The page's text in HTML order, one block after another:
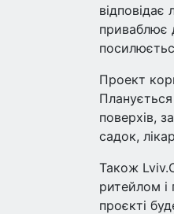
приваблює
Проект
Планується
поверхів,
садок,
Також
ритейлом і
проєкті